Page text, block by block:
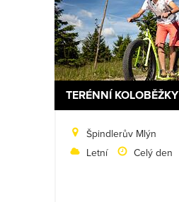
TERÉNNÍ KOLOBĚŽKY
Špindlerův Mlýn
Letní
Celý den